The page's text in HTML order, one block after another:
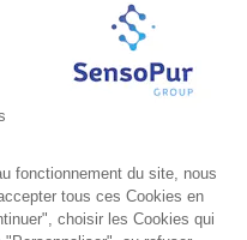
de l is
Condorcet
33 51